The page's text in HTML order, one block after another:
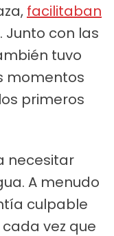
facilitaban
Junto con las
tuvo
momentos
primeros
necesitar
A menudo
culpable
vez que